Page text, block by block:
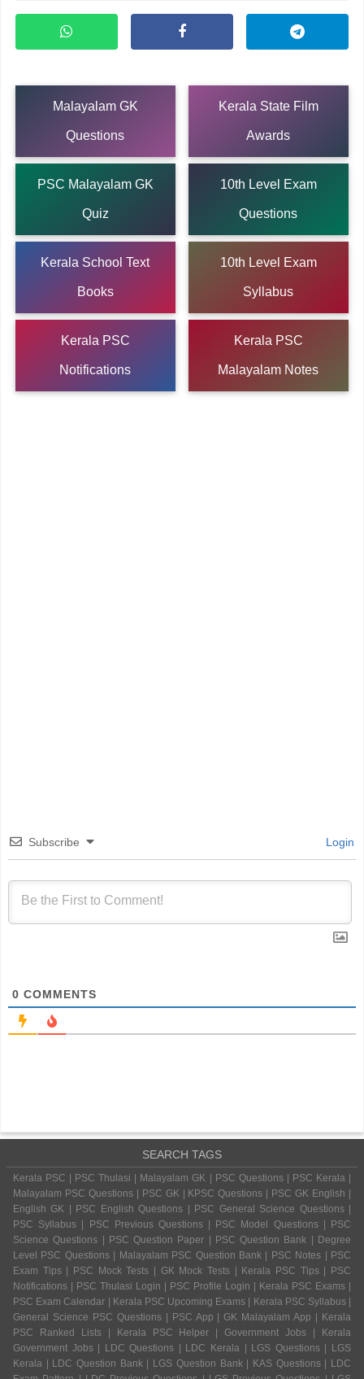
Malayalam GK
Questions
Kerala State Film
Awards
PSC Malayalam GK
Quiz
10th Level Exam
Questions
Kerala School Text
Books
10th Level Exam
Syllabus
Kerala PSC
Notifications
Kerala PSC
Malayalam Notes
Subscribe Login
0 COMMENTS
SEARCH TAGS
Kerala PSC | PSC Thulasi | Malayalam GK | PSC Questions | PSC Kerala |
Malayalam PSC Questions | PSC GK | KPSC Questions | PSC GK English |
English GK | PSC English Questions | PSC General Science Questions |
PSC Syllabus | PSC Previous Questions | PSC Model Questions | PSC
Science Questions | PSC Question Paper | PSC Question Bank | Degree
Level PSC Questions | Malayalam PSC Question Bank | PSC Notes | PSC
Exam Tips | PSC Mock Tests | GK Mock Tests | Kerala PSC Tips | PSC
Notifications | PSC Thulasi Login | PSC Profile Login | Kerala PSC Exams |
PSC Exam Calendar | Kerala PSC Upcoming Exams | Kerala PSC Syllabus |
General Science PSC Questions | PSC App | GK Malayalam App | Kerala
PSC Ranked Lists | Kerala PSC Helper | Government Jobs | Kerala
Government Jobs | LDC Questions | LDC Kerala | LGS Questions | LGS
Kerala | LDC Question Bank | LGS Question Bank | KAS Questions | LDC